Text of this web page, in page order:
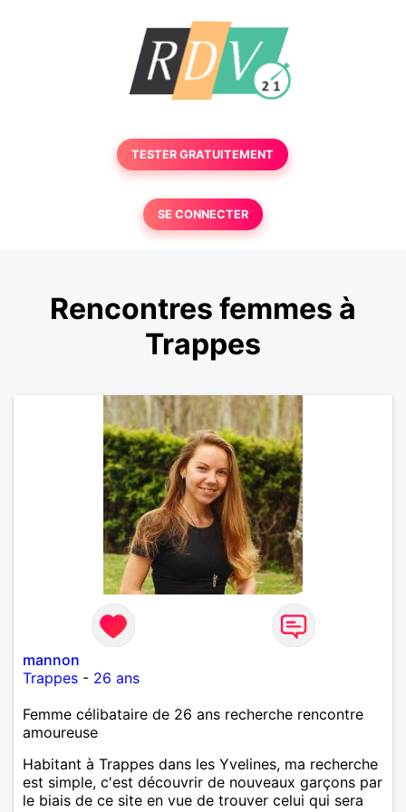
TESTER GRATUITEMENT
SE CONNECTER
Rencontres femmes à
Trappes
mannon
Trappes - 26 ans
Femme célibataire de 26 ans recherche rencontre
amoureuse
Habitant à Trappes dans les Yvelines, ma recherche
est simple, c'est découvrir de nouveaux garçons par
le biais de ce site en vue de trouver celui qui sera